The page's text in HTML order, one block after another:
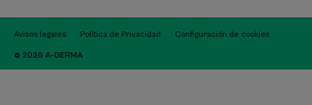
Avisos legales Política de Privacidad Configuración de cookies
© 2026 A-DERMA